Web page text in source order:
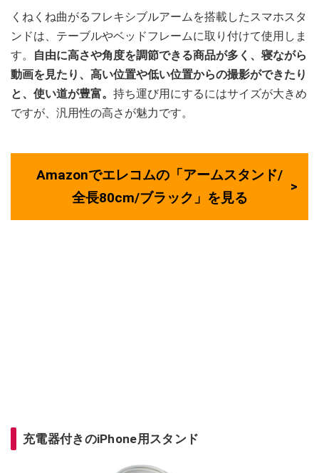
くねくね曲がるフレキシブルアームを搭載したスマホスタ
ンドは、テーブルやベッドフレームに取り付けて使用しま
す。
自由に高さや角度を調節できる商品が多く、寝ながら
動画を見たり、高い位置や低い位置からの撮影ができたり
と、使い道が豊富。 持ち運び用にするにはサイズが大きめ
ですが、汎用性の高さが魅力です。
Amazonでエレコムの「アームスタンド/
全長80cm/ブラック」を見る
充電器付きのiPhone用スタンド